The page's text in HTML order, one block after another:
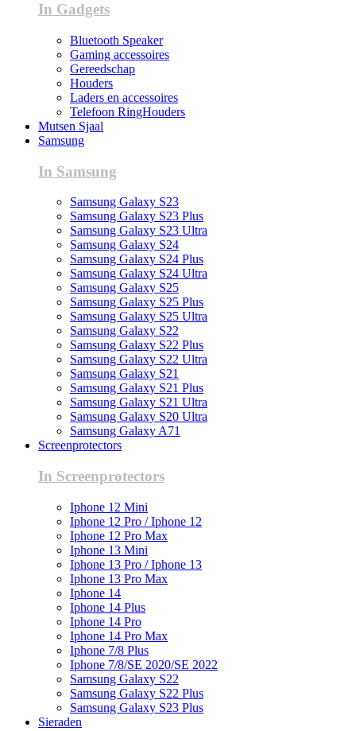
In Gadgets
Bluetooth Speaker
Gaming accessoires
Gereedschap
Houders
Laders en accessoires
Telefoon RingHouders
Mutsen Sjaal
Samsung
In Samsung
Samsung Galaxy S23
Samsung Galaxy S23 Plus
Samsung Galaxy S23 Ultra
Samsung Galaxy S24
Samsung Galaxy S24 Plus
Samsung Galaxy S24 Ultra
Samsung Galaxy S25
Samsung Galaxy S25 Plus
Samsung Galaxy S25 Ultra
Samsung Galaxy S22
Samsung Galaxy S22 Plus
Samsung Galaxy S22 Ultra
Samsung Galaxy S21
Samsung Galaxy S21 Plus
Samsung Galaxy S21 Ultra
Samsung Galaxy S20 Ultra
Samsung Galaxy A71
Screenprotectors
In Screenprotectors
Iphone 12 Mini
Iphone 12 Pro / Iphone 12
Iphone 12 Pro Max
Iphone 13 Mini
Iphone 13 Pro / Iphone 13
Iphone 13 Pro Max
Iphone 14
Iphone 14 Plus
Iphone 14 Pro
Iphone 14 Pro Max
Iphone 7/8 Plus
Iphone 7/8/SE 2020/SE 2022
Samsung Galaxy S22
Samsung Galaxy S22 Plus
Samsung Galaxy S23 Plus
Sieraden